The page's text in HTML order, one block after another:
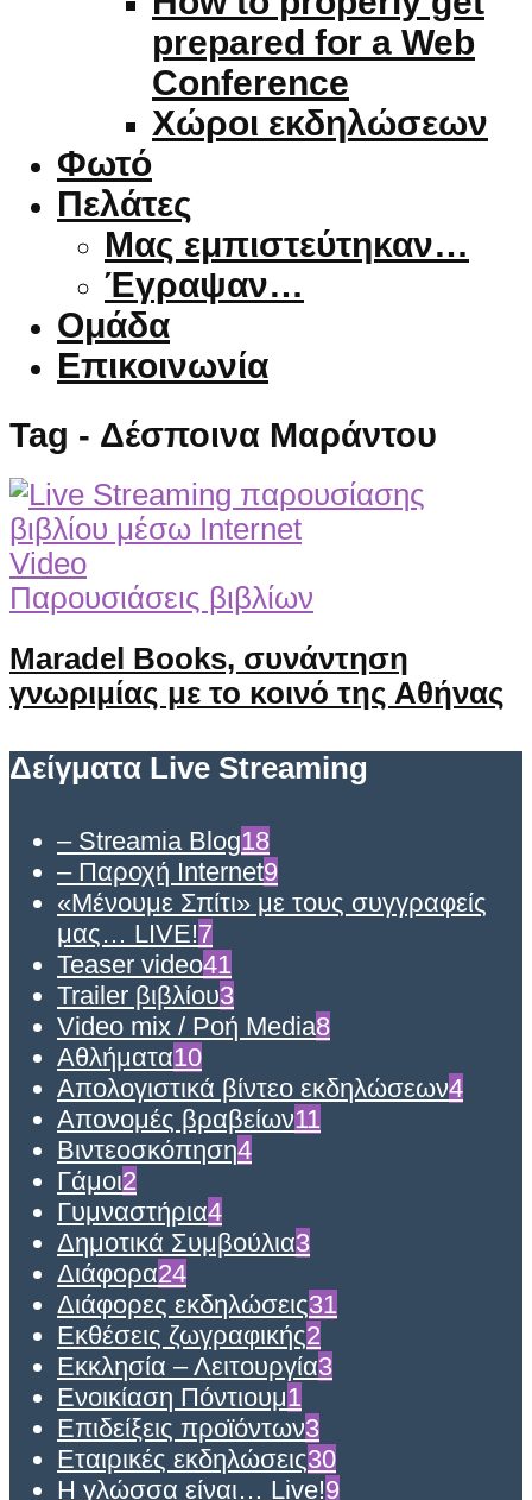
prepared for a Web
Conference
Χώροι εκδηλώσεων
Φωτό
Πελάτες
Μας εμπιστεύτηκαν…
Έγραψαν…
Ομάδα
Επικοινωνία
Tag - Δέσποινα Μαράντου
Video
Παρουσιάσεις βιβλίων
Maradel Books, συνάντηση
γνωριμίας με το κοινό της Αθήνας
Δείγματα Live Streaming
– Streamia Blog18
– Παροχή Internet9
«Μένουμε Σπίτι» με τους συγγραφείς
μας… LIVE!7
Teaser video41
Trailer βιβλίου3
Video mix / Ροή Media8
Αθλήματα10
Απολογιστικά βίντεο εκδηλώσεων4
Απονομές βραβείων11
Βιντεοσκόπηση4
Γάμοι2
Γυμναστήρια4
Δημοτικά Συμβούλια3
Διάφορα24
Διάφορες εκδηλώσεις31
Εκθέσεις ζωγραφικής2
Εκκλησία – Λειτουργία3
Ενοικίαση Πόντιουμ1
Επιδείξεις προϊόντων3
Εταιρικές εκδηλώσεις30
Η γλώσσα είναι… Live!9